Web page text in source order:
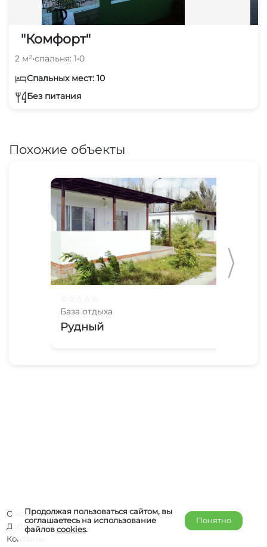
"Комфорт"
2 м²•спальня: 1•0
Спальных мест: 10
Без питания
Похожие объекты
База отдыха
Рудный
Продолжая пользоваться сайтом, вы
соглашаетесь на использование
файловcookies.
Понятно
О компании
Добавить объект
Контакты